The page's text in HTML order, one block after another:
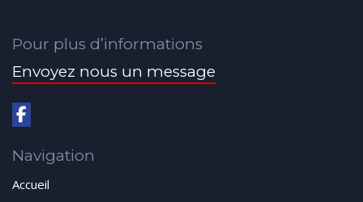
Pour plus d’informations
Envoyez nous un message
Navigation
Accueil